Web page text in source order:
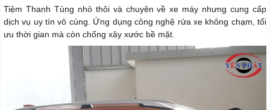
Tiệm Thanh Tùng nhỏ thôi và chuyên về xe máy nhưng cung cấp
dịch vụ uy tín vô cùng. Ứng dụng công nghệ rửa xe không chạm, tối
ưu thời gian mà còn chống xây xước bề mặt.